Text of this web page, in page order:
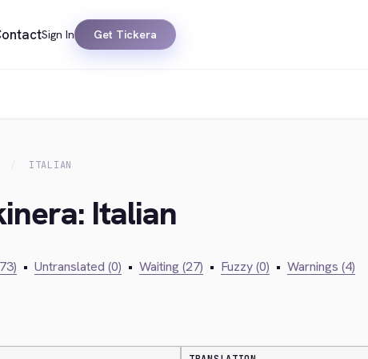
Sign In Get Tickera
ITALIAN
Italian
• Untranslated (0) • Waiting (27) • Fuzzy (0) • Warnings (4)